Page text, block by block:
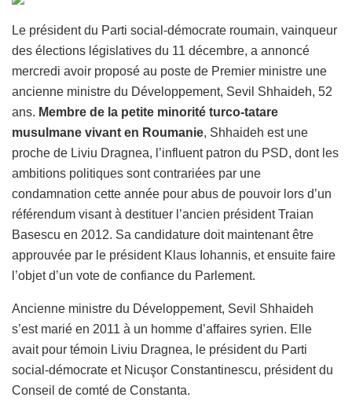
Le président du Parti social-démocrate roumain, vainqueur
des élections législatives du 11 décembre, a annoncé
mercredi avoir proposé au poste de Premier ministre une
ancienne ministre du Développement, Sevil Shhaideh, 52
ans. Membre de la petite minorité turco-tatare
musulmane vivant en Roumanie, Shhaideh est une
proche de Liviu Dragnea, l’influent patron du PSD, dont les
ambitions politiques sont contrariées par une
condamnation cette année pour abus de pouvoir lors d’un
référendum visant à destituer l’ancien président Traian
Basescu en 2012. Sa candidature doit maintenant être
approuvée par le président Klaus Iohannis, et ensuite faire
l’objet d’un vote de confiance du Parlement.
Ancienne ministre du Développement, Sevil Shhaideh
s’est marié en 2011 à un homme d’affaires syrien. Elle
avait pour témoin Liviu Dragnea, le président du Parti
social-démocrate et Nicuşor Constantinescu, président du
Conseil de comté de Constanta.